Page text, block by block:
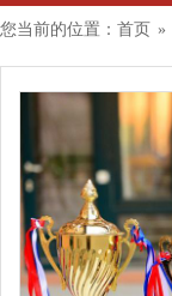
您当前的位置： 首页 »